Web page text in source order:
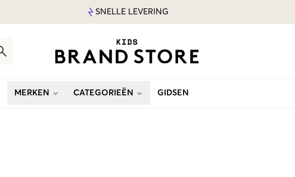
SNELLE LEVERING
MERKEN CATEGORIEËN GIDSEN